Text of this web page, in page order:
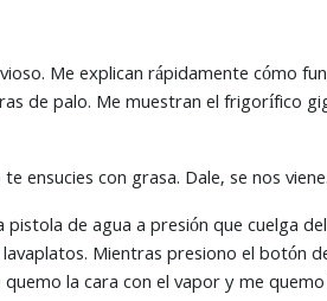
Me explican rápidamente cómo
de palo. Me muestran el frigorífico
ensucies con grasa. Dale, se nos
de agua a presión que cuelga
Mientras presiono el botón
la cara con el vapor y me